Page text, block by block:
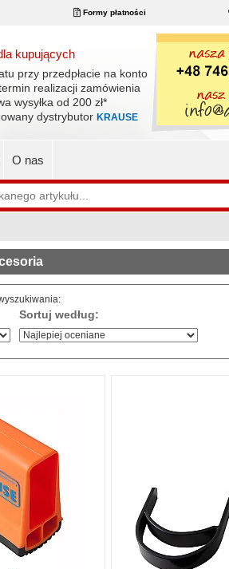
Formy płatności
kupujących
przy przedpłacie na konto
realizacji zamówienia
wysyłka od 200 zł*
dystrybutor KRAUSE
O nas
Sortuj według: